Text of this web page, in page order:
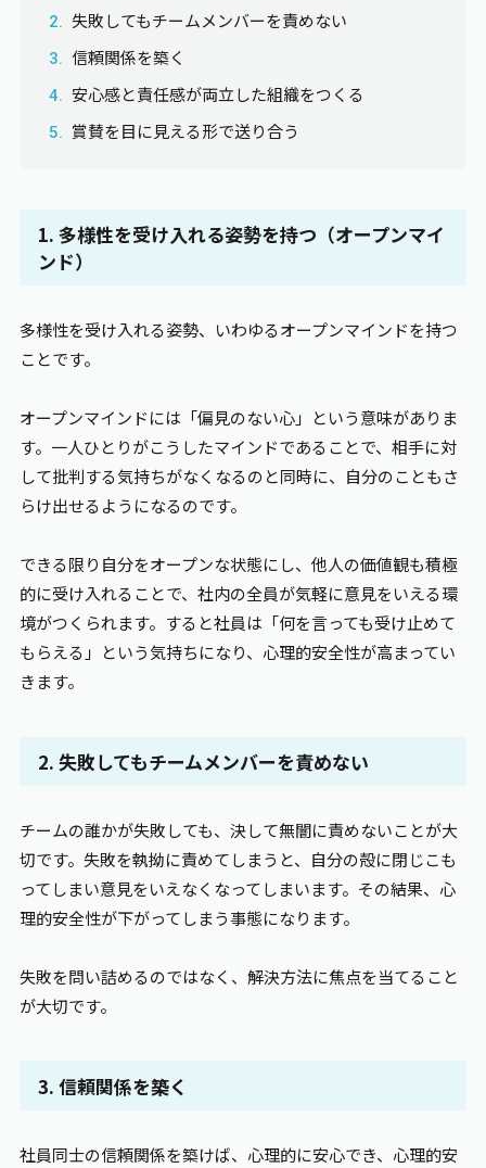
失敗してもチームメンバーを責めない
信頼関係を築く
安心感と責任感が両立した組織をつくる
賞賛を目に見える形で送り合う
1. 多様性を受け入れる姿勢を持つ（オープンマイ
ンド）
多様性を受け入れる姿勢、いわゆるオープンマインドを持つ
ことです。
オープンマインドには「偏見のない心」という意味がありま
す。一人ひとりがこうしたマインドであることで、相手に対
して批判する気持ちがなくなるのと同時に、自分のこともさ
らけ出せるようになるのです。
できる限り自分をオープンな状態にし、他人の価値観も積極
的に受け入れることで、社内の全員が気軽に意見をいえる環
境がつくられます。すると社員は「何を言っても受け止めて
もらえる」という気持ちになり、心理的安全性が高まってい
きます。
2. 失敗してもチームメンバーを責めない
チームの誰かが失敗しても、決して無闇に責めないことが大
切です。失敗を執拗に責めてしまうと、自分の殻に閉じこも
ってしまい意見をいえなくなってしまいます。その結果、心
理的安全性が下がってしまう事態になります。
失敗を問い詰めるのではなく、解決方法に焦点を当てること
が大切です。
3. 信頼関係を築く
社員同士の信頼関係を築けば、心理的に安心でき、心理的安